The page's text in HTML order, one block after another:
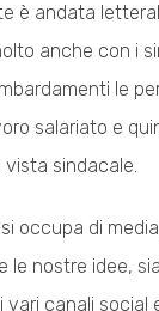
è andata
anche con i
le
salariato e
sindacale.
occupa di
le nostre idee,
vari canali social